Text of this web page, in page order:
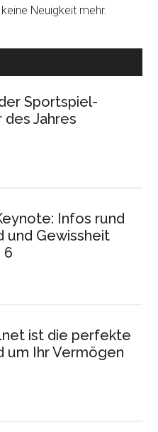
Neuigkeit mehr.
der Sportspiel-
des Jahres
Infos rund
und Gewissheit
6
ist die perfekte
um Ihr Vermögen